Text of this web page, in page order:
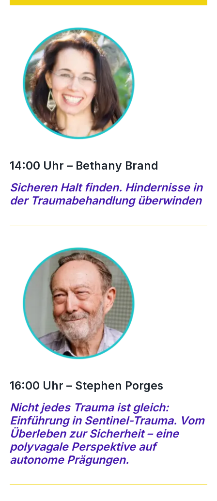
14:00 Uhr – Bethany Brand
Sicheren Halt finden. Hindernisse in
der Traumabehandlung überwinden
16:00 Uhr – Stephen Porges
Nicht jedes Trauma ist gleich:
Einführung in Sentinel-Trauma. Vom
Überleben zur Sicherheit – eine
polyvagale Perspektive auf
autonome Prägungen.